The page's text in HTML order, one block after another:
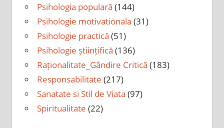
Psihologia populară (144)
Psihologie motivationala (31)
Psihologie practică (51)
Psihologie științifică (136)
Raționalitate_Gândire Critică (183)
Responsabilitate (217)
Sanatate si Stil de Viata (97)
Spiritualitate (22)